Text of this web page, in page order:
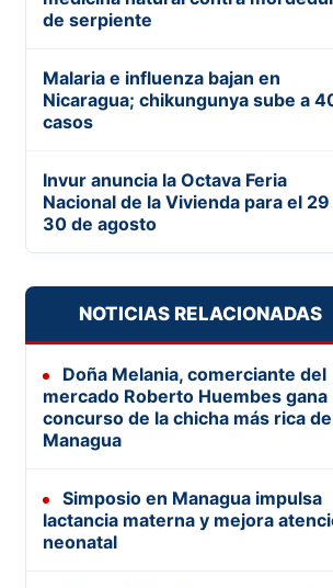
de serpiente
Malaria e influenza bajan en
Nicaragua; chikungunya sube a
casos
Invur anuncia la Octava Feria
Nacional de la Vivienda para el 29
30 de agosto
NOTICIAS RELACIONADAS
Doña Melania, comerciante del
mercado Roberto Huembes gana
concurso de la chicha más rica de
Managua
Simposio en Managua impulsa
lactancia materna y mejora
neonatal